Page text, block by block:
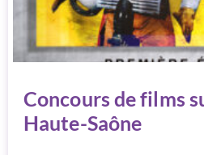
Concours de films
Haute-Saône